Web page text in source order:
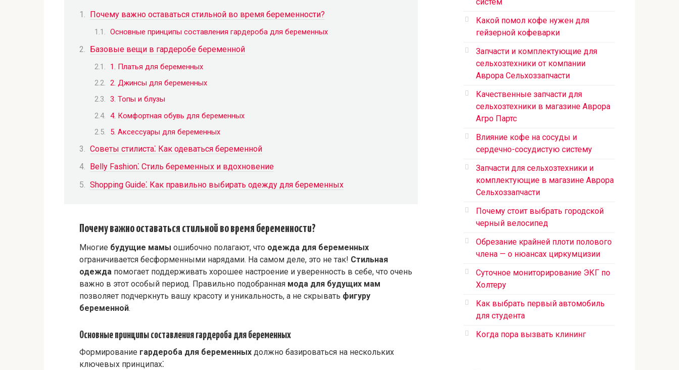
Почему важно оставаться стильной во время беременности?
Основные принципы составления гардероба для беременных
Базовые вещи в гардеробе беременной
1. Платья для беременных
2. Джинсы для беременных
3. Топы и блузы
4. Комфортная обувь для беременных
5. Аксессуары для беременных
Советы стилиста⁚ Как одеваться беременной
Belly Fashion⁚ Стиль беременных и вдохновение
Shopping Guide⁚ Как правильно выбирать одежду для беременных
Почему важно оставаться стильной во время беременности?
Многие будущие мамы ошибочно полагают, что одежда для беременных
ограничивается бесформенными нарядами. На самом деле, это не так! Стильная
одежда помогает поддерживать хорошее настроение и уверенность в себе, что очень
важно в этот особый период. Правильно подобранная мода для будущих мам
позволяет подчеркнуть вашу красоту и уникальность, а не скрывать фигуру
беременной.
Основные принципы составления гардероба для беременных
Формирование гардероба для беременных должно базироваться на нескольких
ключевых принципах⁚
Какой помол кофе нужен для
гейзерной кофеварки
Запчасти и комплектующие для
сельхозтехники от компании
Аврора Сельхоззапчасти
Качественные запчасти для
сельхозтехники в магазине Аврора
Агро Партс
Влияние кофе на сосуды и
сердечно-сосудистую систему
Запчасти для сельхозтехники и
комплектующие в магазине Аврора
Сельхоззапчасти
Почему стоит выбрать городской
черный велосипед
Обрезание крайней плоти полового
члена — о нюансах циркумцизии
Суточное мониторирование ЭКГ по
Холтеру
Как выбрать первый автомобиль
для студента
Когда пора вызвать клининг